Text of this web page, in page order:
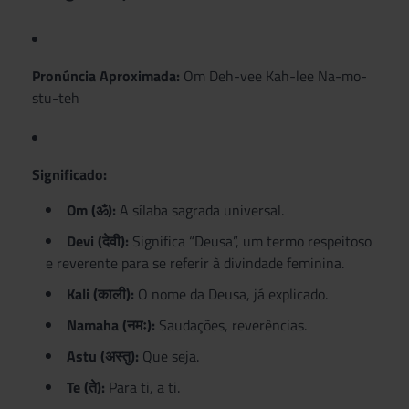
Pronúncia Aproximada: Om Deh-vee Kah-lee Na-mo-
stu-teh
Significado:
Om (ॐ): A sílaba sagrada universal.
Devi (देवी): Significa “Deusa”, um termo respeitoso
e reverente para se referir à divindade feminina.
Kali (काली): O nome da Deusa, já explicado.
Namaha (नमः): Saudações, reverências.
Astu (अस्तु): Que seja.
Te (ते): Para ti, a ti.